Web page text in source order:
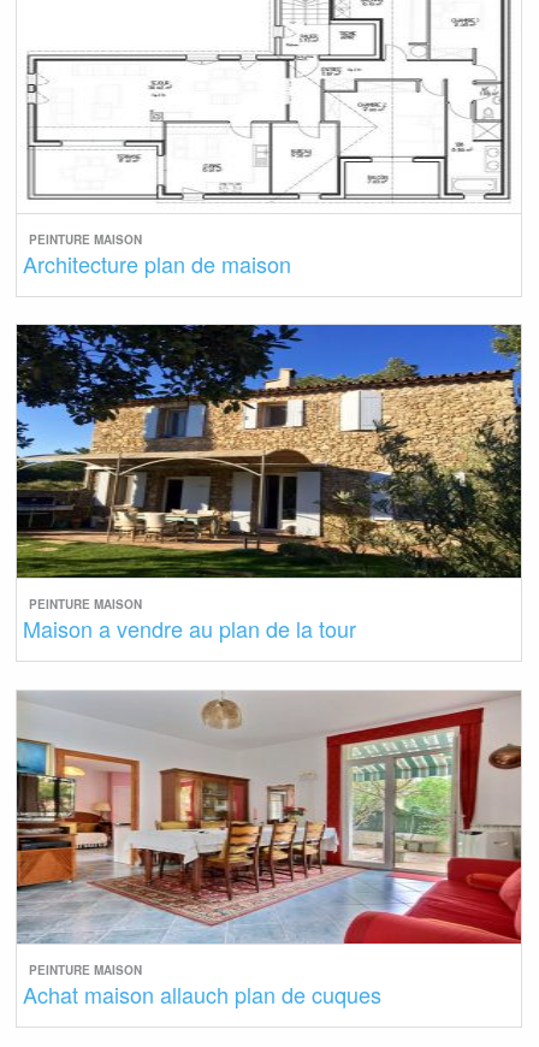
PEINTURE MAISON
Architecture plan de maison
PEINTURE MAISON
Maison a vendre au plan de la tour
PEINTURE MAISON
Achat maison allauch plan de cuques